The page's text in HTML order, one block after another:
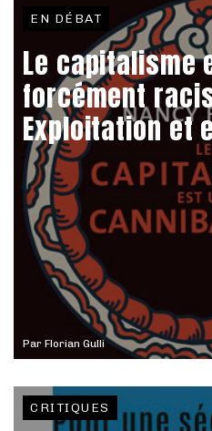
Par Florian Gulli
EN DÉBAT
Le capitalisme
forcément
Exploitation et
CRITIQUES